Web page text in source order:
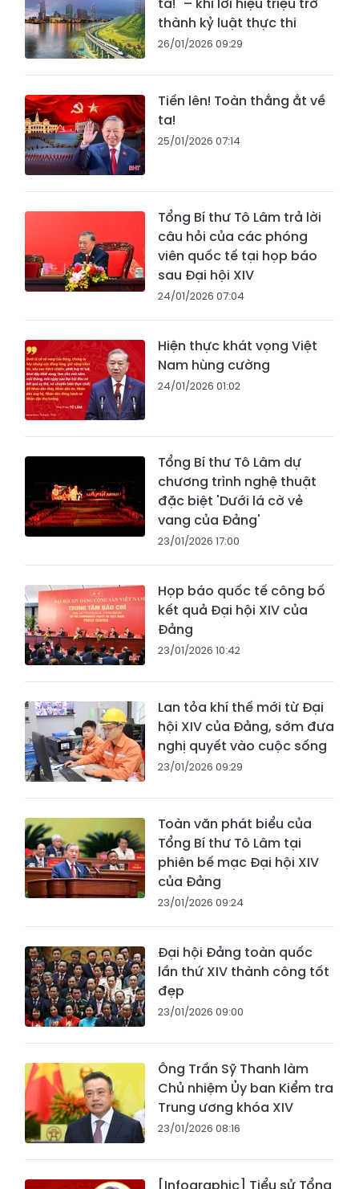
ta!" – khi lời hiệu triệu trở
thành kỷ luật thực thi
26/01/2026 09:29
Tiến lên! Toàn thắng ắt về
ta!
25/01/2026 07:14
Tổng Bí thư Tô Lâm trả lời
câu hỏi của các phóng
viên quốc tế tại họp báo
sau Đại hội XIV
24/01/2026 07:04
Hiện thực khát vọng Việt
Nam hùng cường
24/01/2026 01:02
Tổng Bí thư Tô Lâm dự
chương trình nghệ thuật
đặc biệt 'Dưới lá cờ vẻ
vang của Đảng'
23/01/2026 17:00
Họp báo quốc tế công bố
kết quả Đại hội XIV của
Đảng
23/01/2026 10:42
Lan tỏa khí thế mới từ Đại
hội XIV của Đảng, sớm đưa
nghị quyết vào cuộc sống
23/01/2026 09:29
Toàn văn phát biểu của
Tổng Bí thư Tô Lâm tại
phiên bế mạc Đại hội XIV
của Đảng
23/01/2026 09:24
Đại hội Đảng toàn quốc
lần thứ XIV thành công tốt
đẹp
23/01/2026 09:00
Ông Trần Sỹ Thanh làm
Chủ nhiệm Ủy ban Kiểm tra
Trung ương khóa XIV
23/01/2026 08:16